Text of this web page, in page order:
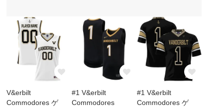
V&erbilt
Commodores ゲ
#1 V&erbilt
Commodores
#1 V&erbilt
Commodores ゲ